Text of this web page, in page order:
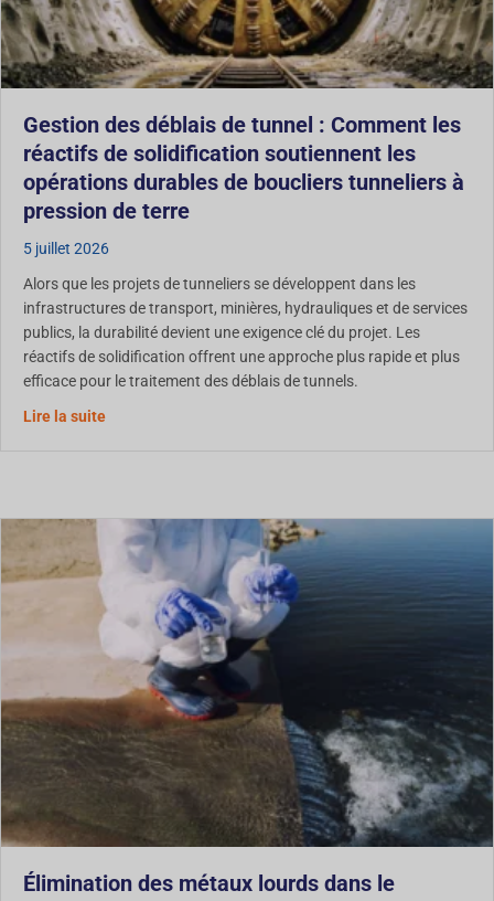
Gestion des déblais de tunnel : Comment les
réactifs de solidification soutiennent les
opérations durables de boucliers tunneliers à
pression de terre
5 juillet 2026
Alors que les projets de tunneliers se développent dans les
infrastructures de transport, minières, hydrauliques et de services
publics, la durabilité devient une exigence clé du projet. Les
réactifs de solidification offrent une approche plus rapide et plus
efficace pour le traitement des déblais de tunnels.
Lire la suiteÀ propos de la gestion des boues de tunnel :
Élimination des métaux lourds dans le